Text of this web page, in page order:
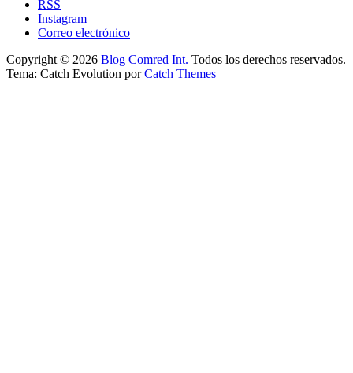
RSS
Instagram
Correo electrónico
Copyright © 2026 Blog Comred Int. Todos los derechos reservados.
Tema: Catch Evolution porCatch Themes